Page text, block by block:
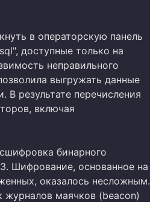
в операторскую панель
доступные только на
неправильного
выгружать данные
В результате перечисления
включая
бинарного
Шифрование, основанное на
оказалось несложным.
маячков (beacon)